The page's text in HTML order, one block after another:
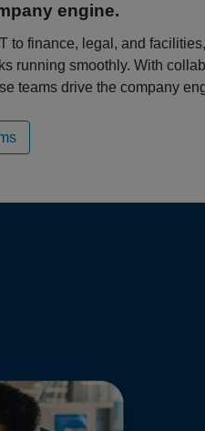
engine.
to finance, legal, and
running smoothly. With
teams drive the company